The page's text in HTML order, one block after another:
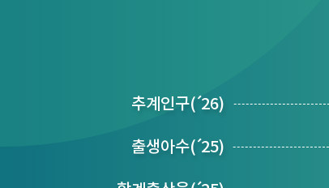
추계인구(´26)
출생아수(´25)